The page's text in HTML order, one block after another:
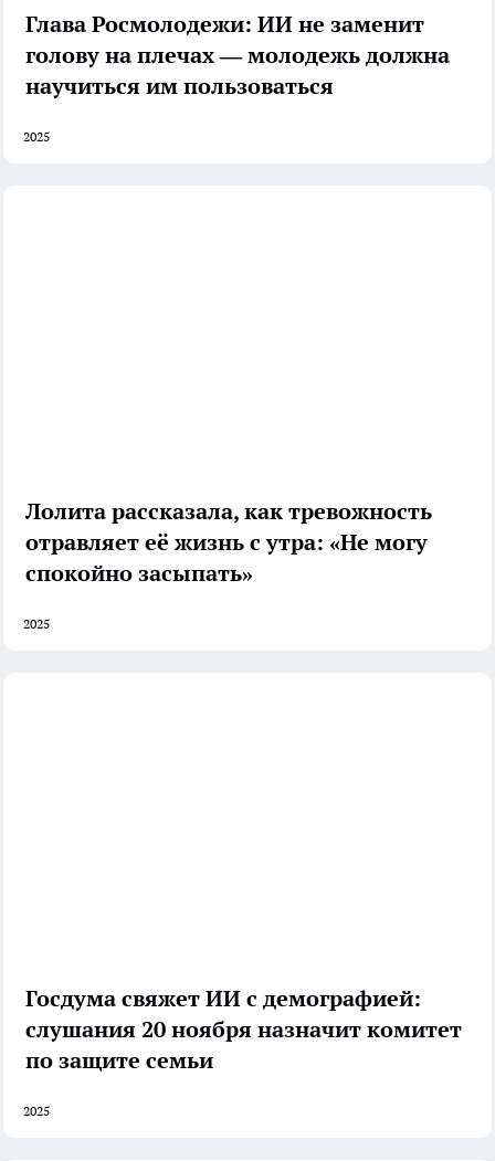
Глава Росмолодежи: ИИ не заменит
голову на плечах — молодежь должна
научиться им пользоваться
2025
Лолита рассказала, как тревожность
отравляет её жизнь с утра: «Не могу
спокойно засыпать»
2025
Госдума свяжет ИИ с демографией:
слушания 20 ноября назначит комитет
по защите семьи
2025